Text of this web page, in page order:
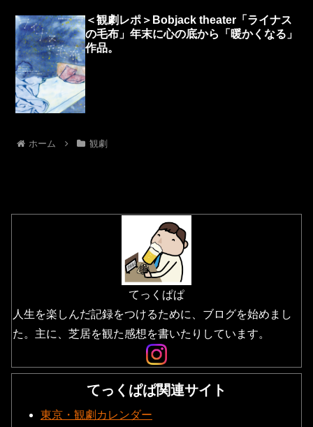
＜観劇レポ＞Bobjack theater「ライナス
の毛布」年末に心の底から「暖かくなる」
作品。
ホーム 観劇
てっくぱぱ
人生を楽しんだ記録をつけるために、ブログを始めまし
た。主に、芝居を観た感想を書いたりしています。
てっくぱぱ関連サイト
東京・観劇カレンダー